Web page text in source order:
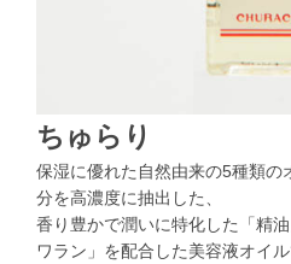
ちゅらり
保湿に優れた自然由来の5種類の
分を高濃度に抽出した、
香り豊かで潤いに特化した「精
ワラン」を配合した美容液オイル